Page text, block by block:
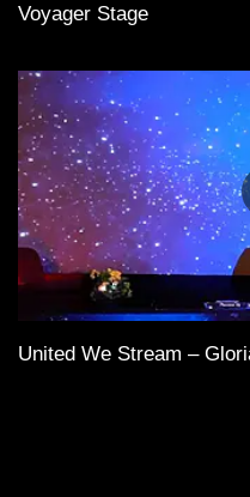
Voyager Stage
United We Stream –